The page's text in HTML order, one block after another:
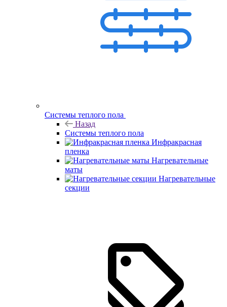
Системы теплого пола
Назад
Системы теплого пола
Инфракрасная
пленка
Нагревательные
маты
Нагревательные
секции